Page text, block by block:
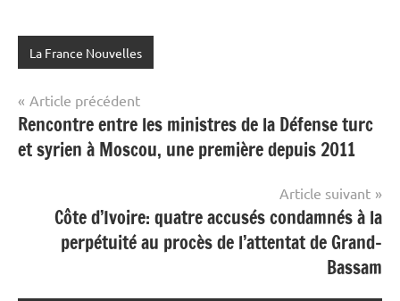
La France Nouvelles
Navigation
de
l’article
Article précédent
Rencontre entre les ministres de la Défense turc
et syrien à Moscou, une première depuis 2011
Article suivant
Côte d’Ivoire: quatre accusés condamnés à la
perpétuité au procès de l’attentat de Grand-
Bassam